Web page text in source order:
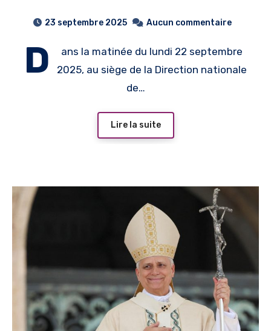
l’Éducation catholique au
Togo
23 septembre 2025 Aucun commentaire
D
ans la matinée du lundi 22 septembre
2025, au siège de la Direction nationale
de…
Lire la suite